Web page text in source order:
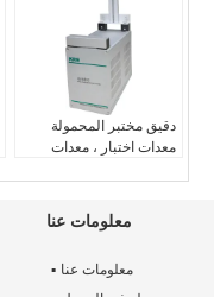
دقيق مختبر المحمولة
معدات اختبار ، معدات
اسم المنتج:
نظام المعايرة
المحمولة معايرة
خرج الطور:0 - 360 درجة
معلومات عنا
معلومات عنا